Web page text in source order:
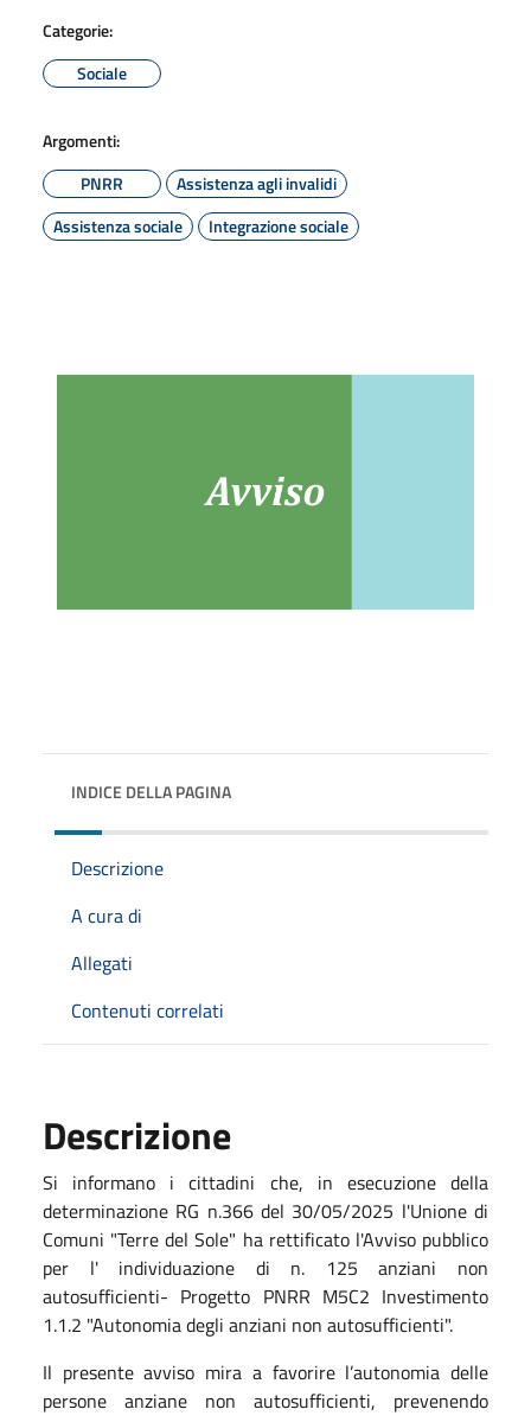
Categorie:
Sociale
Argomenti:
PNRR
Assistenza agli invalidi
Assistenza sociale
Integrazione sociale
INDICE DELLA PAGINA
Descrizione
A cura di
Allegati
Contenuti correlati
Descrizione
Si informano i cittadini che, in esecuzione della
determinazione RG n.366 del 30/05/2025 l'Unione di
Comuni "Terre del Sole" ha rettificato l'Avviso pubblico
per l' individuazione di n. 125 anziani non
autosufficienti- Progetto PNRR M5C2 Investimento
1.1.2 "Autonomia degli anziani non autosufficienti".
Il presente avviso mira a favorire l’autonomia delle
persone anziane non autosufficienti, prevenendo